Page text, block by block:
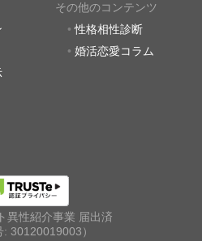
その他のコンテンツ
性格相性診断
婚活恋愛コラム
異性紹介事業 届出済
: 30120019003）